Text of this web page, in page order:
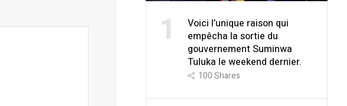
1
Voici l’unique raison qui
empêcha la sortie du
gouvernement Suminwa
Tuluka le weekend dernier.
100Shares